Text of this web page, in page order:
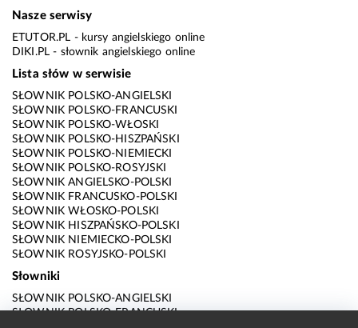
Nasze serwisy
ETUTOR.PL - kursy angielskiego online
DIKI.PL - słownik angielskiego online
Lista słów w serwisie
SŁOWNIK POLSKO-ANGIELSKI
SŁOWNIK POLSKO-FRANCUSKI
SŁOWNIK POLSKO-WŁOSKI
SŁOWNIK POLSKO-HISZPAŃSKI
SŁOWNIK POLSKO-NIEMIECKI
SŁOWNIK POLSKO-ROSYJSKI
SŁOWNIK ANGIELSKO-POLSKI
SŁOWNIK FRANCUSKO-POLSKI
SŁOWNIK WŁOSKO-POLSKI
SŁOWNIK HISZPAŃSKO-POLSKI
SŁOWNIK NIEMIECKO-POLSKI
SŁOWNIK ROSYJSKO-POLSKI
Słowniki
SŁOWNIK POLSKO-ANGIELSKI
SŁOWNIK POLSKO-FRANCUSKI